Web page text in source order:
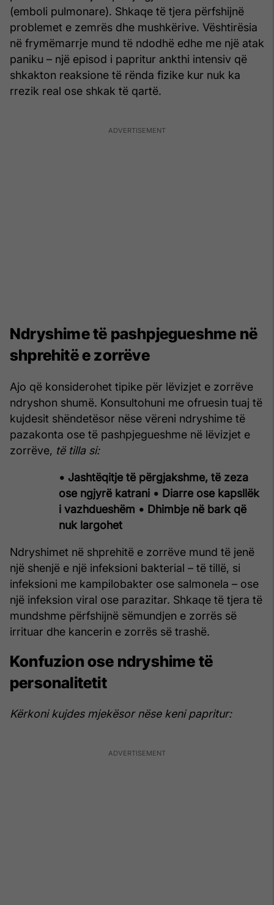
(emboli pulmonare). Shkaqe të tjera përfshijnë
problemet e zemrës dhe mushkërive. Vështirësia
në frymëmarrje mund të ndodhë edhe me një atak
paniku – një episod i papritur ankthi intensiv që
shkakton reaksione të rënda fizike kur nuk ka
rrezik real ose shkak të qartë.
Ndryshime të pashpjegueshme në
shprehitë e zorrëve
Ajo që konsiderohet tipike për lëvizjet e zorrëve
ndryshon shumë. Konsultohuni me ofruesin tuaj të
kujdesit shëndetësor nëse vëreni ndryshime të
pazakonta ose të pashpjegueshme në lëvizjet e
zorrëve, të tilla si:
• Jashtëqitje të përgjakshme, të zeza
ose ngjyrë katrani • Diarre ose kapsllëk
i vazhdueshëm • Dhimbje në bark që
nuk largohet
Ndryshimet në shprehitë e zorrëve mund të jenë
një shenjë e një infeksioni bakterial – të tillë, si
infeksioni me kampilobakter ose salmonela – ose
një infeksion viral ose parazitar. Shkaqe të tjera të
mundshme përfshijnë sëmundjen e zorrës së
irrituar dhe kancerin e zorrës së trashë.
Konfuzion ose ndryshime të
personalitetit
Kërkoni kujdes mjekësor nëse keni papritur: